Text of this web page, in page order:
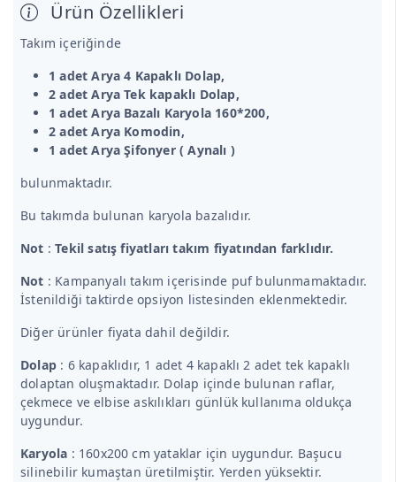
Ürün Özellikleri
Takım içeriğinde
1 adet Arya 4 Kapaklı Dolap,
2 adet Arya Tek kapaklı Dolap,
1 adet Arya Bazalı Karyola 160*200,
2 adet Arya Komodin,
1 adet Arya Şifonyer ( Aynalı )
bulunmaktadır.
Bu takımda bulunan karyola bazalıdır.
Not :Tekil satış fiyatları takım fiyatından farklıdır.
Not : Kampanyalı takım içerisinde puf bulunmamaktadır.
İstenildiği taktirde opsiyon listesinden eklenmektedir.
Diğer ürünler fiyata dahil değildir.
Dolap : 6 kapaklıdır, 1 adet 4 kapaklı 2 adet tek kapaklı
dolaptan oluşmaktadır. Dolap içinde bulunan raflar,
çekmece ve elbise askılıkları günlük kullanıma oldukça
uygundur.
Karyola : 160x200 cm yataklar için uygundur. Başucu
silinebilir kumaştan üretilmiştir. Yerden yüksektir.